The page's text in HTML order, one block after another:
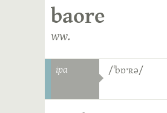
baore
ww.
ipa /ˈbɒˑʀə/